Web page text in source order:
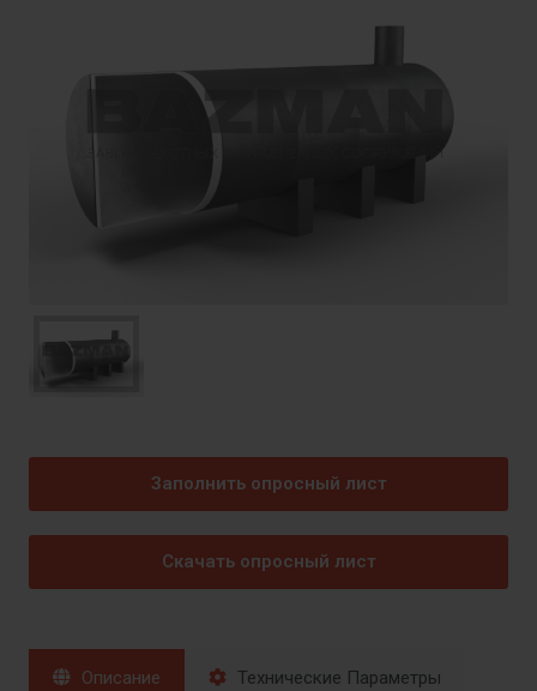
Заполнить опросный лист
Скачать опросный лист
Описание Технические Параметры